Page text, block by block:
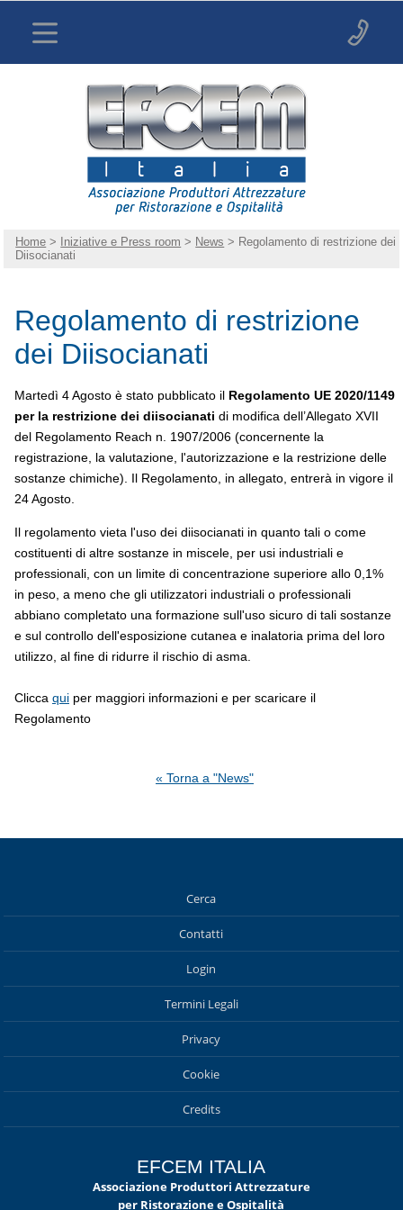
Home > Iniziative e Press room > News > Regolamento di restrizione dei
Diisocianati
Regolamento di restrizione
dei Diisocianati
Martedì 4 Agosto è stato pubblicato il Regolamento UE 2020/1149
per la restrizione dei diisocianati di modifica dell’Allegato XVII
del Regolamento Reach n. 1907/2006 (concernente la
registrazione, la valutazione, l'autorizzazione e la restrizione delle
sostanze chimiche). Il Regolamento, in allegato, entrerà in vigore il
24 Agosto.
Il regolamento vieta l'uso dei diisocianati in quanto tali o come
costituenti di altre sostanze in miscele, per usi industriali e
professionali, con un limite di concentrazione superiore allo 0,1%
in peso, a meno che gli utilizzatori industriali o professionali
abbiano completato una formazione sull'uso sicuro di tali sostanze
e sul controllo dell'esposizione cutanea e inalatoria prima del loro
utilizzo, al fine di ridurre il rischio di asma.
Clicca qui per maggiori informazioni e per scaricare il
Regolamento
« Torna a "News"
Cerca
Contatti
Login
Termini Legali
Privacy
Cookie
Credits
EFCEM ITALIA
Associazione Produttori Attrezzature
per Ristorazione e Ospitalità